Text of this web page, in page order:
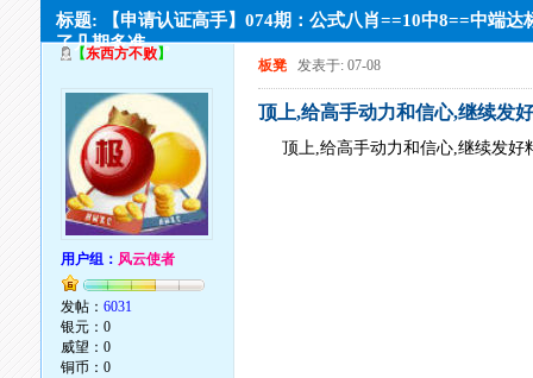
标题: 【申请认证高手】074期：公式八肖==10中8==中端达
了几期多准。。
【东西方不败】
用户组： 风云使者
发帖：6031
银元：0
威望：0
铜币：0
板凳 发表于: 07-08
顶上,给高手动力和信心,继续发
顶上,给高手动力和信心,继续发好